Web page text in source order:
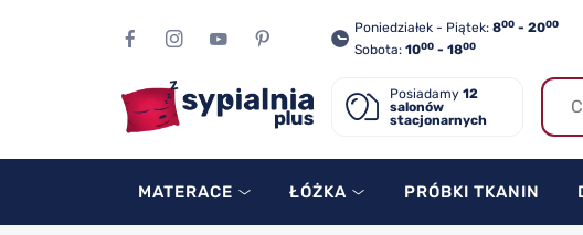
Poniedziałek - Piątek: 800 - 2000
Sobota: 1000 - 1800
Posiadamy 12
salonów
stacjonarnych
MATERACE ŁÓŻKA PRÓBKI TKANIN